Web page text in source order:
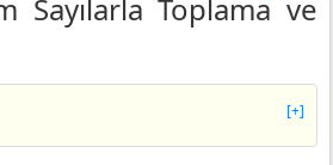
Sayılarla Toplama ve
[+]
Ders Kitabı Sayfa 12 Cevapları MEB